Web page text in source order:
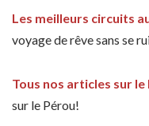
Les meilleurs circuits
voyage de rêve sans se
Tous nos articles sur le
sur le Pérou!